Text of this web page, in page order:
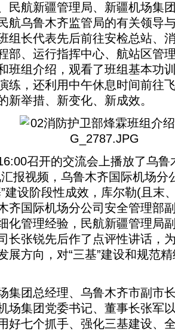
航新疆管理局、新疆机场集
航乌鲁木齐监管局的有关领导
组长代表先后前往安检总站、
部、运行指挥中心、航站区管
班组介绍，观看了班组基本功
练，还利用中午休息时间前往
新举措、新变化、新成效。
召开的交流会上播放了乌鲁
报视频，乌鲁木齐国际机场分
建设阶段性成效，库尔勒(且末
齐国际机场分公司安全管理部
化管理经验，民航新疆管理局
长张锐先后作了点评性讲话，
展方向，对“三基”建设和规范
团总经理、乌鲁木齐市副市
场集团党委书记、董事长张军
好七个抓手、强化三基建设、